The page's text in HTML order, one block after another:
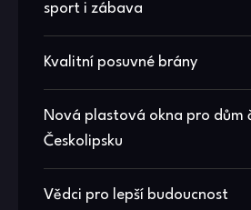
sport i zábava
Kvalitní posuvné brány
Nová plastová okna pro dům
Českolipsku
Vědci pro lepší budoucnost